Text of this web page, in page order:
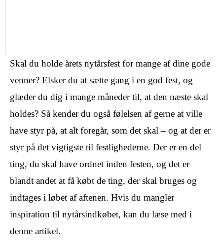
Skal du holde årets nytårsfest for mange af dine gode
venner? Elsker du at sætte gang i en god fest, og
glæder du dig i mange måneder til, at den næste skal
holdes? Så kender du også følelsen af gerne at ville
have styr på, at alt foregår, som det skal – og at der er
styr på det vigtigste til festlighederne. Der er en del
ting, du skal have ordnet inden festen, og det er
blandt andet at få købt de ting, der skal bruges og
indtages i løbet af aftenen. Hvis du mangler
inspiration til nytårsindkøbet, kan du læse med i
denne artikel.